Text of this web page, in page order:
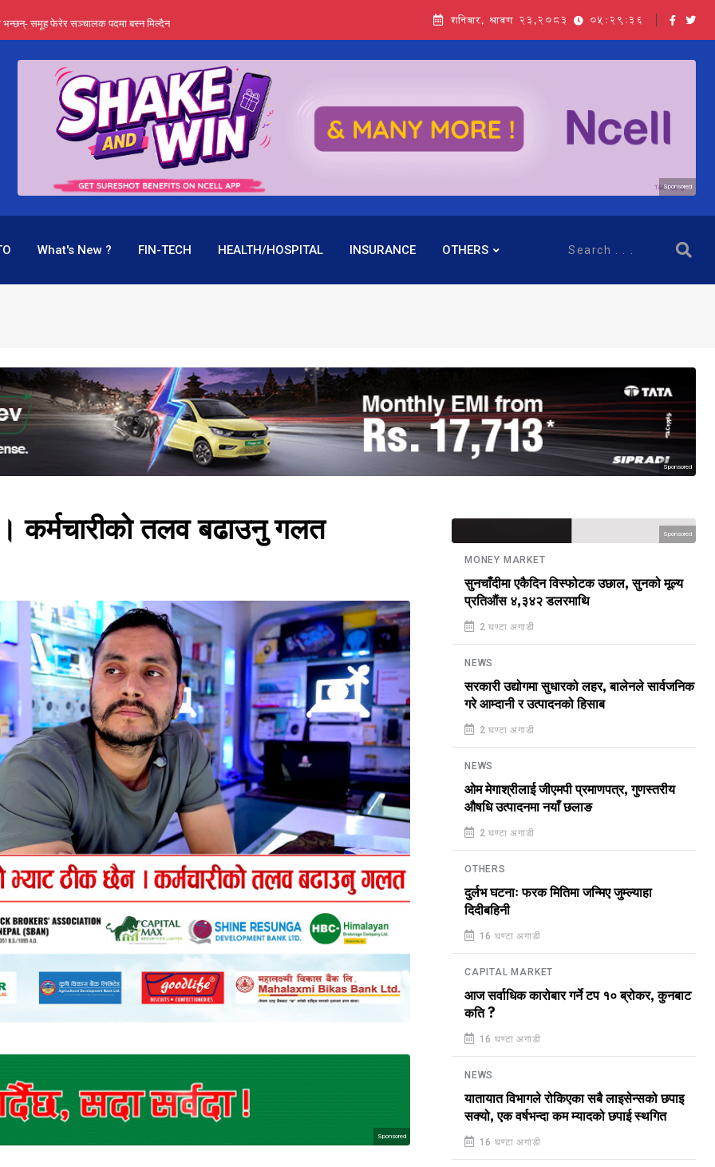
भन्छन्- समूह फेरेर सञ्चालक पदमा बस्न मिल्दैन
पदमा दुई थरि तलब, वर्षमै ९२ हजार घाटा !
प्रतिशत लाभांश दिने क्षमता
बनेर निरन्तर, राष्ट्र बैंक किन मौन ?
शनिबार, श्रावण २३,२०८३ 05:29:37
Sponsored
What's New ? FIN-TECH HEALTH/HOSPITAL INSURANCE OTHERS
Sponsored
कर्मचारीको तलव बढाउनु गलत
Sponsored
Sponsored
MONEY MARKET
सुनचाँदीमा एकैदिन विस्फोटक उछाल, सुनको मूल्य
प्रतिऔंस ४,३४२ डलरमाथि
2 घण्टा अगाडी
NEWS
सरकारी उद्योगमा सुधारको लहर, बालेनले सार्वजनिक
गरे आम्दानी र उत्पादनको हिसाब
2 घण्टा अगाडी
NEWS
ओम मेगाश्रीलाई जीएमपी प्रमाणपत्र, गुणस्तरीय
औषधि उत्पादनमा नयाँ छलाङ
2 घण्टा अगाडी
OTHERS
दुर्लभ घटनाः फरक मितिमा जन्मिए जुम्ल्याहा
दिदीबहिनी
16 घण्टा अगाडी
CAPITAL MARKET
आज सर्वाधिक कारोबार गर्ने टप १० ब्रोकर, कुनबाट
कति ?
16 घण्टा अगाडी
NEWS
यातायात विभागले रोकिएका सबै लाइसेन्सको छपाइ
सक्यो, एक वर्षभन्दा कम म्यादको छपाई स्थगित
16 घण्टा अगाडी